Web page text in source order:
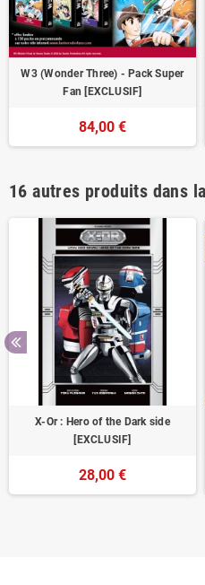
W3 (Wonder Three) - Pack Super
Fan [EXCLUSIF]
84,00 €
16 autres produits dans
X-Or : Hero of the Dark side
[EXCLUSIF]
28,00 €